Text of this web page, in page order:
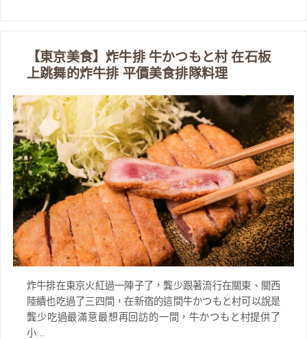
【東京美食】炸牛排 牛かつもと村 在石板
上跳舞的炸牛排 平價美食排隊料理
炸牛排在東京火紅過一陣子了，龔少跟著流行在關東、關西
陸續也吃過了三四間，在新宿的這間牛かつもと村可以說是
龔少吃過最滿意最想再回訪的一間，牛かつもと村提供了
小...